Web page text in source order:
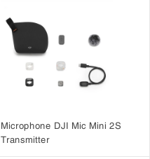
Microphone DJI Mic Mini 2S
Transmitter